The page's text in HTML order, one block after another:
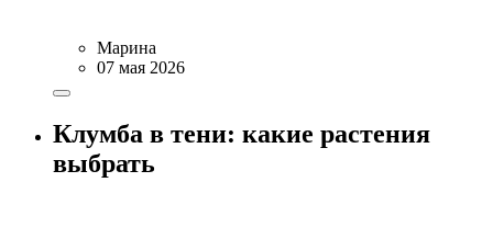
Марина
07 мая 2026
Клумба в тени: какие растения
выбрать